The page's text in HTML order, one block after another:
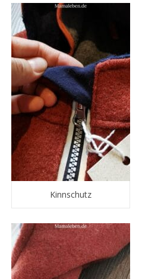
Kinnschutz